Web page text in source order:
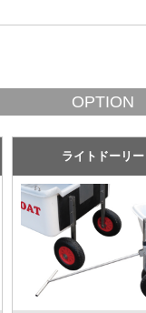
OPTION
ライトドーリー